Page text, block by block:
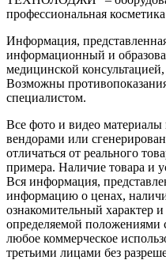
профессиональная
Информация,
информационный и
медицинской
Возможны
специалистом.
Все фото и видео материалы
вендорами или
отличаться от реального
примера. Наличие товара и
Вся информация,
информацию о ценах,
ознакомительный характер
определяемой положениями
любое коммерческое
третьими лицами без